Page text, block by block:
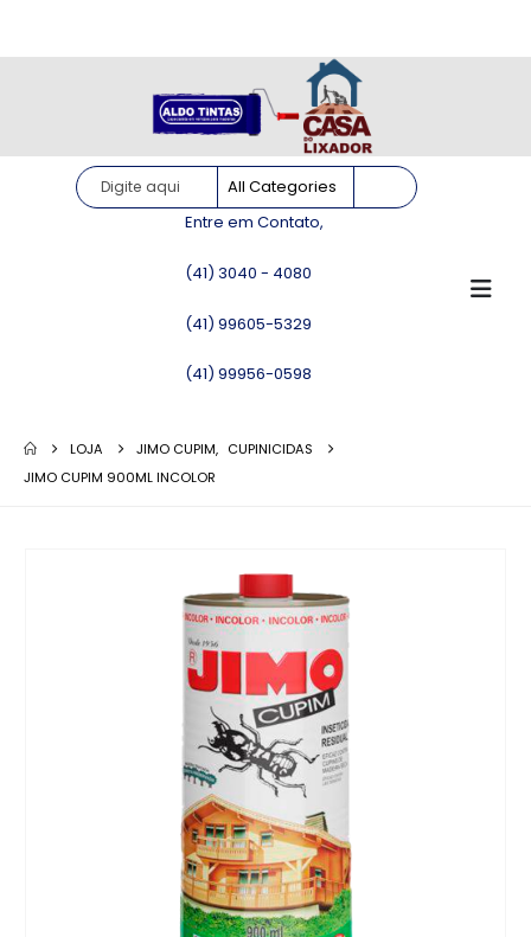
Entre em Contato,
(41) 3040 - 4080
(41) 99605-5329
(41) 99956-0598
LOJA JIMO CUPIM, CUPINICIDAS
JIMO CUPIM 900ML INCOLOR